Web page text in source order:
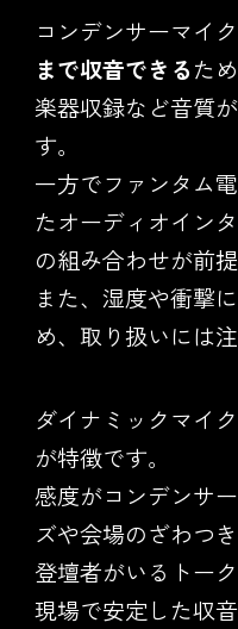
コンデンサーマイ
まで収音できるた
楽器収録など音質
す。
一方でファンタム
たオーディオイン
の組み合わせが前提
また、湿度や衝撃
め、取り扱いには
ダイナミックマイ
が特徴です。
感度がコンデンサ
ズや会場のざわつ
登壇者がいるトー
現場で安定した収音